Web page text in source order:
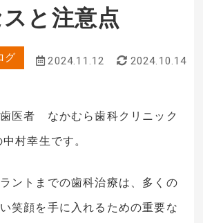
と注意点
グ 2024.11.12 2024.10.14
医者 なかむら歯科クリニック
村幸生です。
ントまでの歯科治療は、多くの
笑顔を手に入れるための重要な